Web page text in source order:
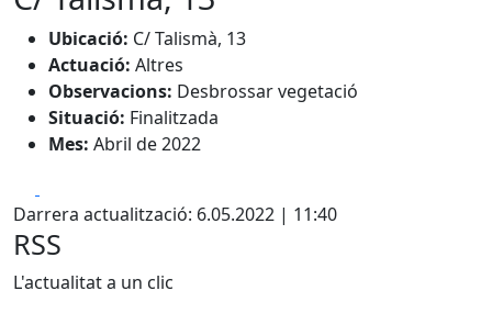
Ubicació: C/ Talismà, 13
Actuació: Altres
Observacions: Desbrossar vegetació
Situació: Finalitzada
Mes: Abril de 2022
Darrera actualització: 6.05.2022 | 11:40
RSS
L'actualitat a un clic